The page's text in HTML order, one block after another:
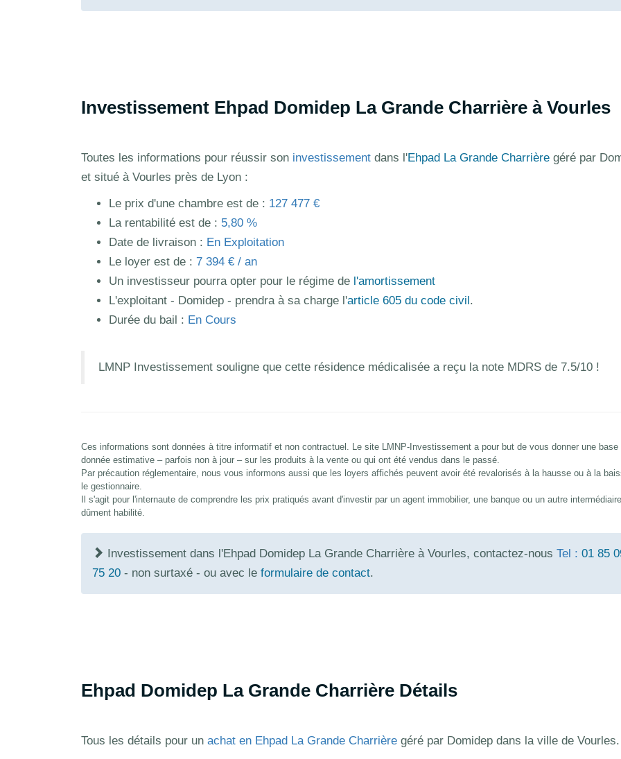
Investissement Ehpad Domidep La Grande Charrière à Vourles
Toutes les informations pour réussir son investissement dans l'Ehpad La Grande Charrière géré par
et situé à Vourles près de Lyon :
Le prix d'une chambre est de : 127 477 €
La rentabilité est de : 5,80 %
Date de livraison : En Exploitation
Le loyer est de : 7 394 € / an
Un investisseur pourra opter pour le régime de l'amortissement
L'exploitant - Domidep - prendra à sa charge l'article 605 du code civil.
Durée du bail : En Cours
LMNP Investissement souligne que cette résidence médicalisée a reçu la note MDRS de 7.5/10 !
Ces informations sont données à titre informatif et non contractuel. Le site LMNP-Investissement a pour but de vous donner une base
donnée estimative – parfois non à jour – sur les produits à la vente ou qui ont été vendus dans le passé.
Par précaution réglementaire, nous vous informons aussi que les loyers affichés peuvent avoir été revalorisés à la hausse ou à la
le gestionnaire.
Il s'agit pour l'internaute de comprendre les prix pratiqués avant d'investir par un agent immobilier, une banque ou un autre intermédiaire
dûment habilité.
Investissement dans l'Ehpad Domidep La Grande Charrière à Vourles, contactez-nous Tel : 01 85
75 20 - non surtaxé - ou avec le formulaire de contact.
Ehpad Domidep La Grande Charrière Détails
Tous les détails pour un achat en Ehpad La Grande Charrière géré par Domidep dans la ville de Vourles.